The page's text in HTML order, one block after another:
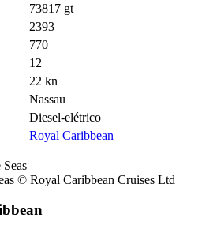
73817 gt
2393
770
12
22 kn
Nassau
Diesel-elétrico
Royal Caribbean
© Royal Caribbean Cruises Ltd